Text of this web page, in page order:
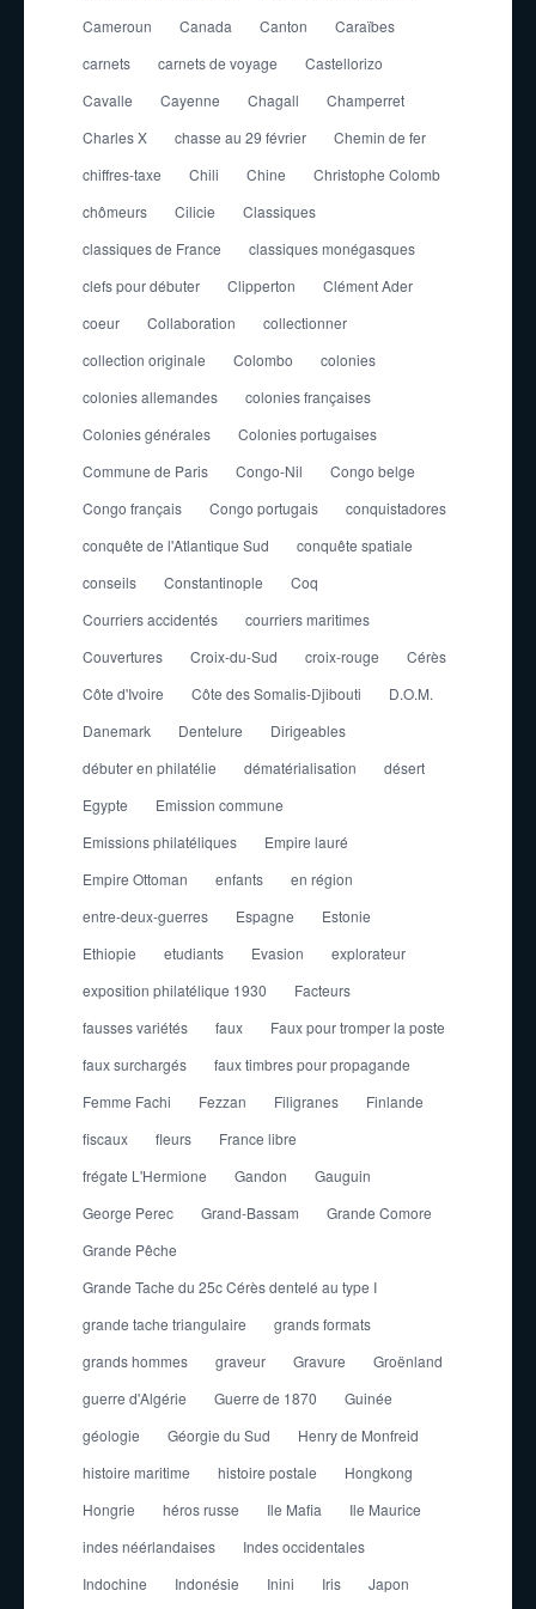
Cameroun
Canada Canton
Caraïbes
carnets
carnets de voyage
Castellorizo
Cavalle
Cayenne Chagall
Champerret
Charles X
chasse au 29 février
Chemin de fer
chiffres-taxe
Chili Chine
Christophe Colomb
chômeurs
Cilicie
Classiques
classiques de France
classiques monégasques
clefs pour débuter
Clipperton
Clément Ader
coeur
Collaboration
collectionner
collection originale
Colombo
colonies
colonies allemandes
colonies françaises
Colonies générales
Colonies portugaises
Commune de Paris
Congo-Nil
Congo belge
Congo français
Congo portugais
conquistadores
conquête de l'Atlantique Sud
conquête spatiale
conseils
Constantinople
Coq
Courriers accidentés
courriers maritimes
Couvertures
Croix-du-Sud croix-rouge
Cérès
Côte d'Ivoire
Côte des Somalis-Djibouti
D.O.M.
Danemark
Dentelure
Dirigeables
débuter en philatélie
dématérialisation
désert
Egypte
Emission commune
Emissions philatéliques
Empire lauré
Empire Ottoman
enfants
en région
entre-deux-guerres
Espagne
Estonie
Ethiopie
etudiants Evasion
explorateur
exposition philatélique 1930
Facteurs
fausses variétés
faux
Faux pour tromper la poste
faux surchargés
faux timbres pour propagande
Femme Fachi
Fezzan Filigranes
Finlande
fiscaux
fleurs
France libre
frégate L'Hermione
Gandon
Gauguin
George Perec
Grand-Bassam
Grande Comore
Grande Pêche
Grande Tache du 25c Cérès dentelé au type I
grande tache triangulaire
grands formats
grands hommes
graveur Gravure
Groënland
guerre d'Algérie
Guerre de 1870
Guinée
géologie
Géorgie du Sud
Henry de Monfreid
histoire maritime
histoire postale
Hongkong
Hongrie
héros russe Ile Mafia
Ile Maurice
indes néérlandaises
Indes occidentales
Indochine
Indonésie Inini Iris Japon